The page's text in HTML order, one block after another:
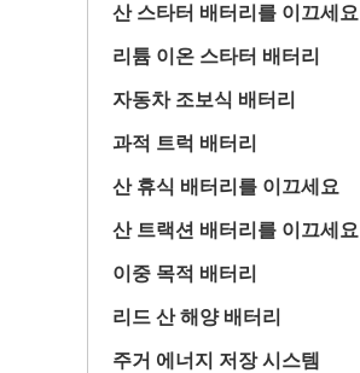
산 스타터 배터리를 이끄세요
리튬 이온 스타터 배터리
자동차 조보식 배터리
과적 트럭 배터리
산 휴식 배터리를 이끄세요
산 트랙션 배터리를 이끄세요
이중 목적 배터리
리드 산 해양 배터리
주거 에너지 저장 시스템